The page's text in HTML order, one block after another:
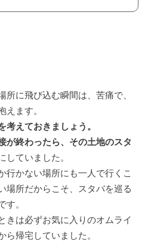
所に飛び込む瞬間は、苦痛で、
えます。
考えておきましょう。
が終わったら、その土地のスタ
していました。
行かない場所にも一人で行くこ
場所だからこそ、スタバを巡る
す。
きは必ずお気に入りのオムライ
ら帰宅していました。